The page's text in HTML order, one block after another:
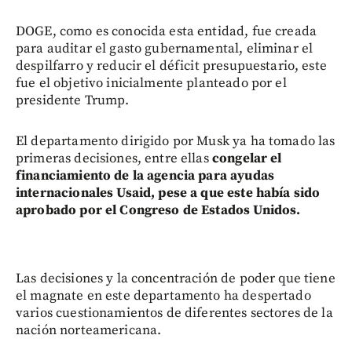
DOGE, como es conocida esta entidad, fue creada
para auditar el gasto gubernamental, eliminar el
despilfarro y reducir el déficit presupuestario, este
fue el objetivo inicialmente planteado por el
presidente Trump.
El departamento dirigido por Musk ya ha tomado las
primeras decisiones, entre ellascongelar el
financiamiento de la agencia para ayudas
internacionales Usaid, pese a que este había sido
aprobado por el Congreso de Estados Unidos.
Las decisiones y la concentración de poder que tiene
el magnate en este departamento ha despertado
varios cuestionamientos de diferentes sectores de la
nación norteamericana.